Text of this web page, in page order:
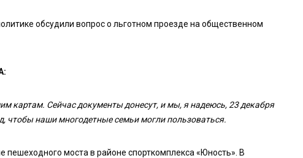
обсудили вопрос о льготном проезде на общественном
картам. Сейчас документы донесут, и мы, я надеюсь, 23 декабря
чтобы наши многодетные семьи могли пользоваться.
моста в районе спорткомплекса «Юность». В